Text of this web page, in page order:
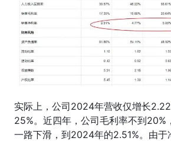
实际上，公司2024年营收仅增长
25%。近四年，公司毛利率不到20%
一路下滑，到2024年的2.51%。由于